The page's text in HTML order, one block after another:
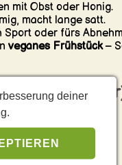
mit Obst oder Honig.
macht lange satt.
Sport oder fürs
veganes Frühstück–
oder TK-Früchte
deiner